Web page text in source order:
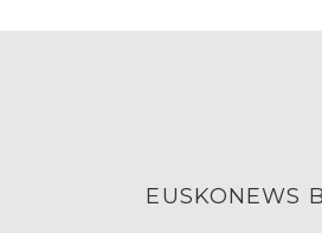
EUSKONEWS